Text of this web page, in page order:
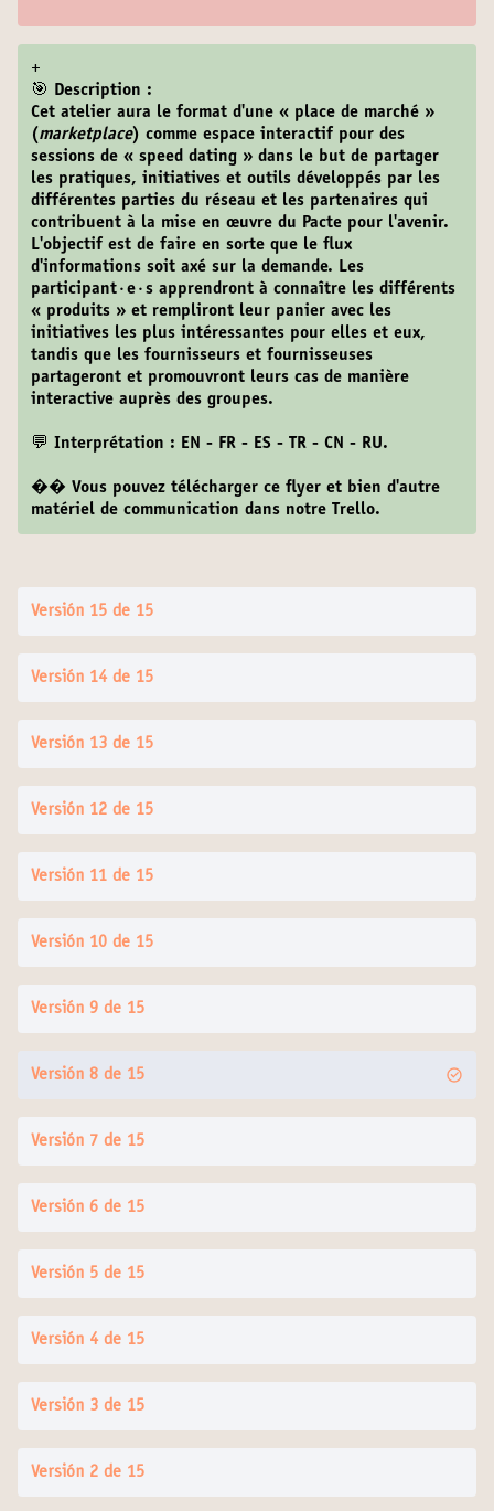
+
🎯 Description :
Cet atelier aura le format d'une « place de marché »
(marketplace) comme espace interactif pour des
sessions de « speed dating » dans le but de partager
les pratiques, initiatives et outils développés par les
différentes parties du réseau et les partenaires qui
contribuent à la mise en œuvre du Pacte pour l'avenir.
L'objectif est de faire en sorte que le flux
d'informations soit axé sur la demande. Les
participant·e·s apprendront à connaître les différents
« produits » et rempliront leur panier avec les
initiatives les plus intéressantes pour elles et eux,
tandis que les fournisseurs et fournisseuses
partageront et promouvront leurs cas de manière
interactive auprès des groupes.
💬 Interprétation : EN - FR - ES - TR - CN - RU.
�� Vous pouvez télécharger ce flyer et bien d'autre
matériel de communication dans notre Trello.
Versión 15 de 15
Versión 14 de 15
Versión 13 de 15
Versión 12 de 15
Versión 11 de 15
Versión 10 de 15
Versión 9 de 15
Versión 8 de 15
Versión 7 de 15
Versión 6 de 15
Versión 5 de 15
Versión 4 de 15
Versión 3 de 15
Versión 2 de 15